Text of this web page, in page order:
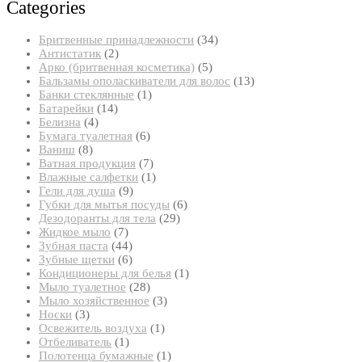
Categories
Бритвенные принадлежности 3434
Антистатик 22
товара
Арко (бритвенная косметика) 55
товаров
Бальзамы ополаскиватели для волос 1313
Банки стеклянные 11
Батарейки 1414
Белизна 44
товара
Бумага туалетная 66
Ваниш 88
товаров
Ватная продукция 77
товаров
Влажные салфетки 11
Гели для душа 99
товаров
Губки для мытья посуды 66
Дезодоранты для тела 2929
Жидкое мыло 77
товаров
Зубная паста 4444
товара
Зубные щетки 66
товаров
Кондиционеры для белья 11
Мыло туалетное 2828
товаров
Мыло хозяйственное 33
Носки 33
товара
Освежитель воздуха 11
Отбеливатель 11
товар
Полотенца бумажные 11